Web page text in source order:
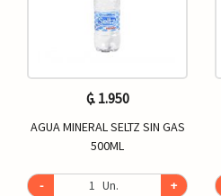
₲. 1.950
AGUA MINERAL SELTZ SIN GAS
500ML
- Un. +